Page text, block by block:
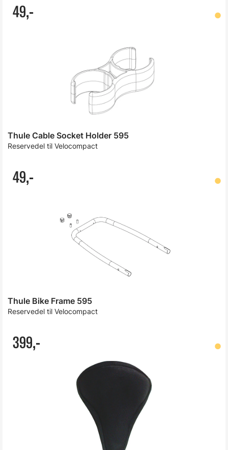
49,-
Thule Cable Socket Holder 595
Reservedel til Velocompact
49,-
Thule Bike Frame 595
Reservedel til Velocompact
399,-